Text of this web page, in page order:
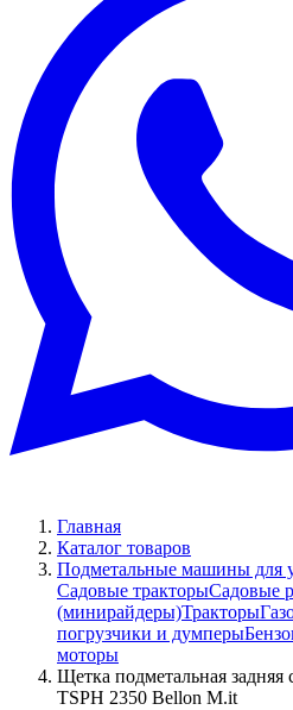
Главная
Каталог товаров
Подметальные машины для
Садовые тракторыСадовые
(минирайдеры)Тракторы
погрузчики и думперы
моторы
Щетка подметальная
TSPH 2350 Bellon M.it